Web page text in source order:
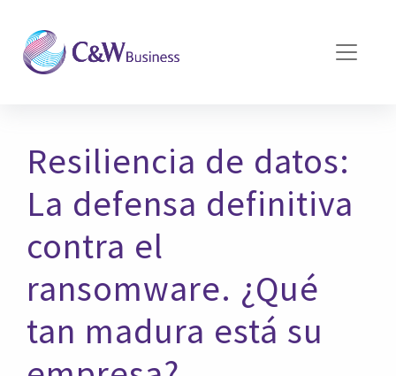
Resiliencia de datos:
La defensa definitiva
contra el
ransomware. ¿Qué
tan madura está su